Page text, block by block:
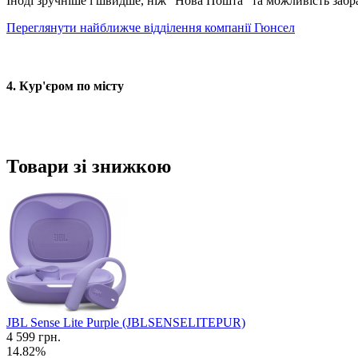
Переглянути найближче відділення компанії Гюнсел
4. Кур'єром по місту
Товари зі знижкою
JBL Sense Lite Purple (JBLSENSELITEPUR)
4 599 грн.
14.82%